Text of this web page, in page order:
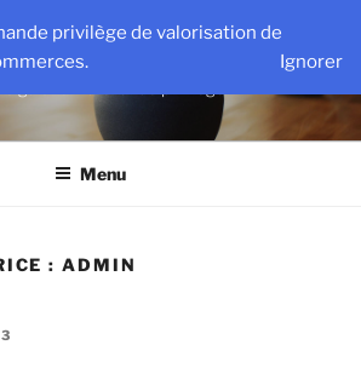
privilège de valorisation de
Ignorer
VIP
Menu
:ADMIN